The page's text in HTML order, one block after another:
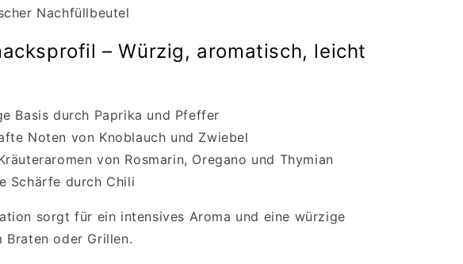
Nachfüllbeutel
– Würzig, aromatisch, leicht
Basis durch Paprika und Pfeffer
Noten von Knoblauch und Zwiebel
von Rosmarin, Oregano und Thymian
Schärfe durch Chili
sorgt für ein intensives Aroma und eine würzige
Braten oder Grillen.